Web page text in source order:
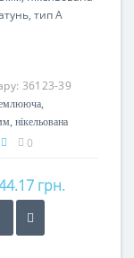
36123-39
нікельована
А
0
грн.